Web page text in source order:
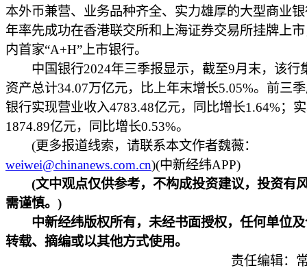
本外币兼营、业务品种齐全、实力雄厚的大型商业
年率先成功在香港联交所和上海证券交易所挂牌上
内首家“A+H”上市银行。
中国银行2024年三季报显示，截至9月末，该行
资产总计34.07万亿元，比上年末增长5.05%。前三
银行实现营业收入4783.48亿元，同比增长1.64%；
1874.89亿元，同比增长0.53%。
(更多报道线索，请联系本文作者魏薇：
weiwei@chinanews.com.cn)(中新经纬APP)
(文中观点仅供参考，不构成投资建议，投资有
需谨慎。)
中新经纬版权所有，未经书面授权，任何单位及
转载、摘编或以其他方式使用。
责任编辑：